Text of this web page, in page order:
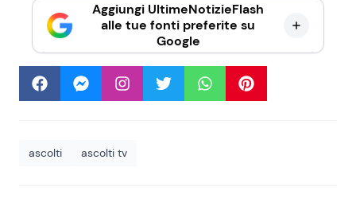
Aggiungi UltimeNotizieFlash
alle tue fonti preferite su
Google
ascolti ascolti tv